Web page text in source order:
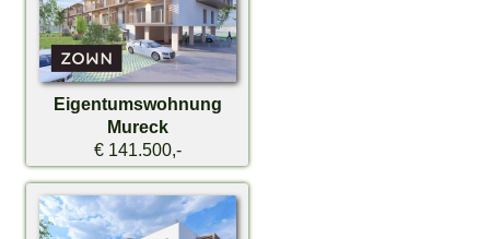
Eigentumswohnung
Mureck
€ 141.500,-